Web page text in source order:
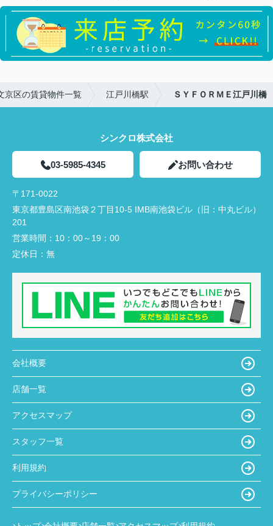
京区の賃貸物件一覧 江戸川橋駅 ＳＹＦＯＲＭＥ江戸川橋
シンクロ株式会社
03-5985-4345 お問い合わせ
〒171-0022
東京都豊島区南池袋２丁目10-5 IMB南池袋ビル（旧：中丸ビル）
201
営業時間： 10：00～19：00
定休日： 無
会社概要
店舗一覧
アクセスマップ
スタッフ一覧
利用規約
プライバシーポリシー